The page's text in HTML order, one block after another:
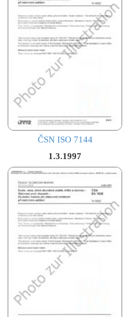
ČSN ISO 7144
1.3.1997